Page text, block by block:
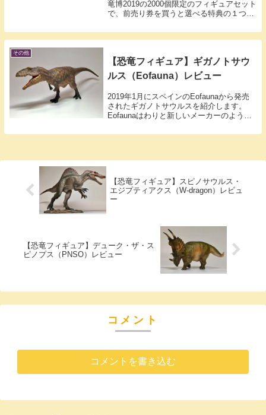
竜博2019の2000個限定のフィギュアセット
で、前売り券を買うと選べる特典の１つで
催の恐竜博2019レポート 【恐竜展レポ】
恐竜博2019（in国立科博）に...
その他
【恐竜フィギュア】ギガノトサウ
ルス（Eofauna）レビュー
2019年1月にスペインのEofaunaから発売
されたギガノトサウルスを紹介します。
Eofaunaはわりと新しいメーカーのよう
のメーカーを知りました。他にはマンモス
【恐竜フィギュア】スピノサウルス・
エジプティアクス（W-dragon）レビュ
ー
【恐竜フィギュア】デューク・ザ・ス
ピノプス（PNSO）レビュー
コメント
コメントを書き込む